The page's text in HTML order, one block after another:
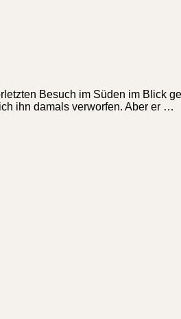
Besuch im Süden im Blick
ihn damals verworfen. Aber er …